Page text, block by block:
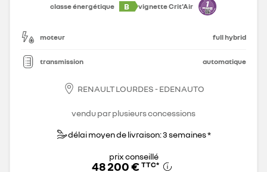
classe énergétique
B vignette Crit'Air
moteur full hybrid
transmission automatique
RENAULT LOURDES - EDENAUTO
vendu par plusieurs concessions
délai moyen de livraison: 3 semaines *
prix conseillé
48 200 € TTC*